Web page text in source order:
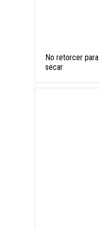
No retorcer para
secar